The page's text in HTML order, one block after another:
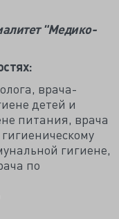
"Медико-
врача-
детей и
питания, врача
гигиене,
по